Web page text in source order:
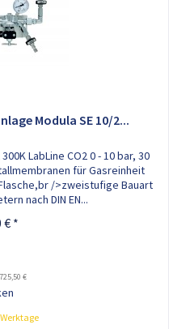
Modula SE 10/2...
LabLine CO2 0 - 10 bar, 30
für Gasreinheit
/>zweistufige Bauart
nach DIN EN...
€ *
€